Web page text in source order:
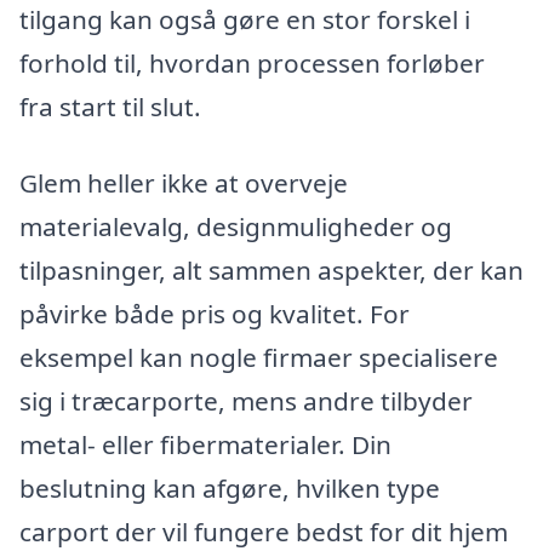
tilgang kan også gøre en stor forskel i
forhold til, hvordan processen forløber
fra start til slut.
Glem heller ikke at overveje
materialevalg, designmuligheder og
tilpasninger, alt sammen aspekter, der kan
påvirke både pris og kvalitet. For
eksempel kan nogle firmaer specialisere
sig i træcarporte, mens andre tilbyder
metal- eller fibermaterialer. Din
beslutning kan afgøre, hvilken type
carport der vil fungere bedst for dit hjem